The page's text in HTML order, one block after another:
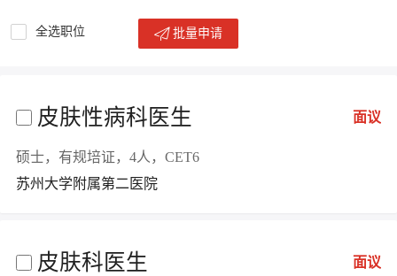
全选职位 批量申请
皮肤性病科医生 面议
硕士，有规培证，4人，CET6
苏州大学附属第二医院
皮肤科医生 面议